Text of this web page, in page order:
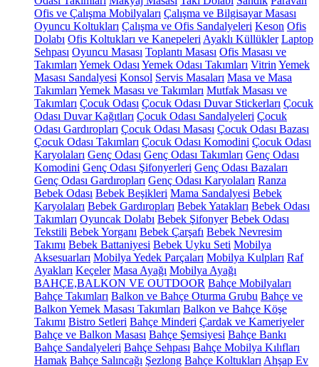
Ofis ve Çalışma Mobilyaları Çalışma ve Bilgisayar Masası
Oyuncu Koltukları Çalışma ve Ofis Sandalyeleri Keson Ofis
Dolabı Ofis Koltukları ve Kanepeleri Ayaklı Küllükler Laptop
Sehpası Oyuncu Masası Toplantı Masası Ofis Masası ve
Takımları Yemek Odası Yemek Odası Takımları Vitrin Yemek
Masası Sandalyesi Konsol Servis Masaları Masa ve Masa
Takımları Yemek Masası ve Takımları Mutfak Masası ve
Takımları Çocuk Odası Çocuk Odası Duvar Stickerları Çocuk
Odası Duvar Kağıtları Çocuk Odası Sandalyeleri Çocuk
Odası Gardıropları Çocuk Odası Masası Çocuk Odası Bazası
Çocuk Odası Takımları Çocuk Odası Komodini Çocuk Odası
Karyolaları Genç Odası Genç Odası Takımları Genç Odası
Komodini Genç Odası Şifonyerleri Genç Odası Bazaları
Genç Odası Gardıropları Genç Odası Karyolaları Ranza
Bebek Odası Bebek Beşikleri Mama Sandalyesi Bebek
Karyolaları Bebek Gardıropları Bebek Yatakları Bebek Odası
Takımları Oyuncak Dolabı Bebek Şifonyer Bebek Odası
Tekstili Bebek Yorganı Bebek Çarşafı Bebek Nevresim
Takımı Bebek Battaniyesi Bebek Uyku Seti Mobilya
Aksesuarları Mobilya Yedek Parçaları Mobilya Kulpları Raf
Ayakları Keçeler Masa Ayağı Mobilya Ayağı
BAHÇE,BALKON VE OUTDOOR Bahçe Mobilyaları
Bahçe Takımları Balkon ve Bahçe Oturma Grubu Bahçe ve
Balkon Yemek Masası Takımları Balkon ve Bahçe Köşe
Takımı Bistro Setleri Bahçe Minderi Çardak ve Kameriyeler
Bahçe ve Balkon Masası Bahçe Şemsiyesi Bahçe Bankı
Bahçe Sandalyeleri Bahçe Sehpası Bahçe Mobilya Kılıfları
Hamak Bahçe Salıncağı Şezlong Bahçe Koltukları Ahşap Ev